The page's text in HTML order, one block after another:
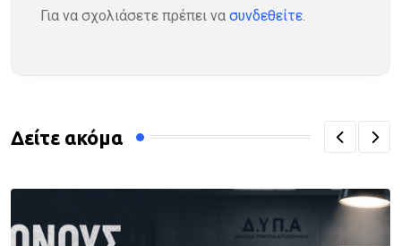
Για να σχολιάσετε πρέπει να συνδεθείτε.
Δείτε ακόμα